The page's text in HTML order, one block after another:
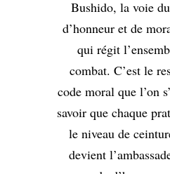
Bushido, la voie
d’honneur et de
qui régit
combat. C’est le
code moral que l’on
savoir que chaque
le niveau de
devient